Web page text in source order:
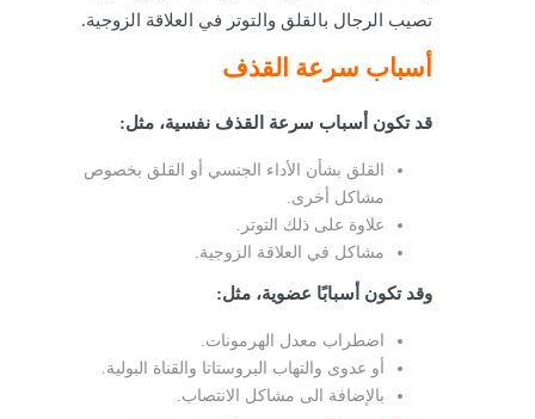
تصيب الرجال بالقلق والتوتر في العلاقة الزوجية.
أسباب سرعة القذف
قد تكون أسباب سرعة القذف نفسية، مثل:
القلق بشأن الأداء الجنسي أو القلق بخصوص
مشاكل أخرى.
علاوة على ذلك التوتر.
مشاكل في العلاقة الزوجية.
وقد تكون أسبابًا عضوية، مثل:
اضطراب معدل الهرمونات.
أو عدوى والتهاب البروستاتا والقناة البولية.
بالإضافة الى مشاكل الانتصاب.